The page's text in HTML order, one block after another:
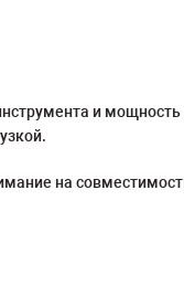
и
на